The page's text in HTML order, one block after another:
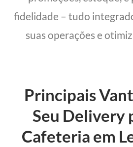
fidelidade – tudo
suas operações e
Principais
Seu Delivery
Cafeteria em